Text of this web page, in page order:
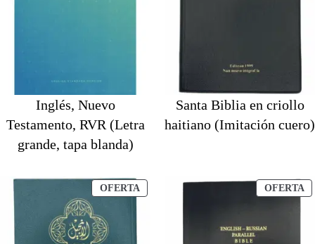
Inglés, Nuevo
Testamento, RVR (Letra
grande, tapa blanda)
Santa Biblia en criollo
haitiano (Imitación cuero)
OFERTAPRODUCTO
EN
OFERTA